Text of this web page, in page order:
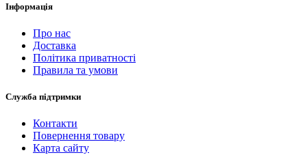
Інформація
Про нас
Доставка
Політика приватності
Правила та умови
Служба підтримки
Контакти
Повернення товару
Карта сайту